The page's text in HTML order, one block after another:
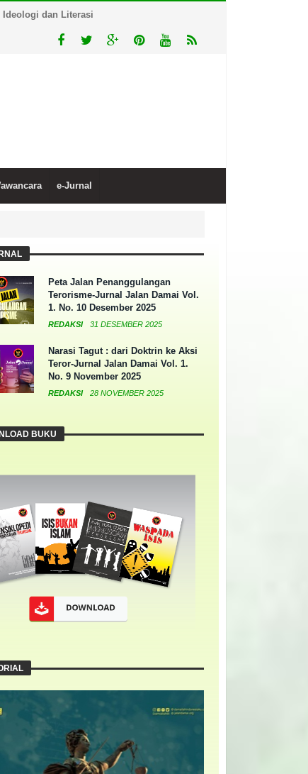
Ideologi dan Literasi
e-Jurnal
Peta Jalan Penanggulangan
Terorisme-Jurnal Jalan Damai Vol.
1. No. 10 Desember 2025
REDAKSI 31 DESEMBER 2025
Narasi Tagut : dari Doktrin ke Aksi
Teror-Jurnal Jalan Damai Vol. 1.
No. 9 November 2025
REDAKSI 28 NOVEMBER 2025
BUKU